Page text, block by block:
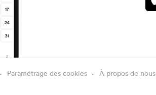
Paramétrage des cookies À propos de nous